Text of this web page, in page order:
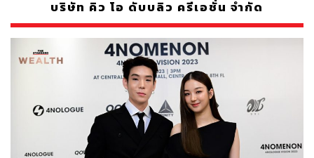
บริษัท คิว โอ ดับบลิว ครีเอชั่น จำกัด